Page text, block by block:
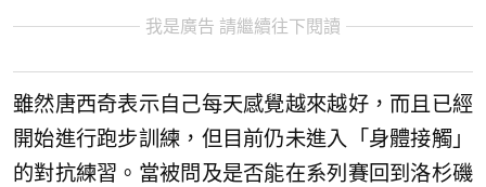
我是廣告 請繼續往下閱讀
雖然唐西奇表示自己每天感覺越來越好，而且已經
開始進行跑步訓練，但目前仍未進入「身體接觸」
的對抗練習。當被問及是否能在系列賽回到洛杉磯